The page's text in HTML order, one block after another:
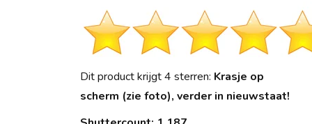
Dit product krijgt 4 sterren: Krasje op
scherm (zie foto), verder in nieuwstaat!